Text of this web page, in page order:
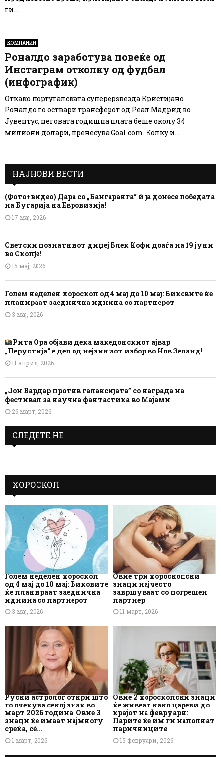
ги...
КОМПАНИИ
Роналдо заработува повеќе од
Инстаграм отколку од фудбал
(инфографик)
Откако португалскaтa суперeрsвезда Кристијано
Роналдо го оствари трансферот од Реал Мадрид во
Јувентус, неговата годишна плата беше околу 34
милиони долари, пренесува Goal.com. Колку и...
НАЈНОВИ ВЕСТИ
(Фото+видео) Дара со „Бангаранга“ ѝ ја донесе победата
на Бугарија на Евровизија!
17 мај, 2026
Светски познатниот диџеј Блек Кофи доаѓа на 19 јуни
во Скопје!
15 мај, 2026
Голем неделен хороскоп од 4 мај до 10 мај: Биковите ќе
планираат заедничка иднина со партнерот
3 мај, 2026
Рита Ора објави дека македонскиот ајвар
„Перустија“ е дел од нејзиниот избор во Нов Зеланд!
11 април, 2026
„Јон Вардар против галаксијата” со награда на
фестивал за научна фантастика во Мајами
26 март, 2026
СЛЕДЕТЕ НЕ
ХОРОСКОП
Голем неделен хороскоп
од 4 мај до 10 мај: Биковите
ќе планираат заедничка
иднина со партнерот
3 мај, 2026
Овие три хороскопски
знаци најчесто
завршуваат со погрешен
партнер
11 март, 2026
Руски астролог откри што
го очекува секој знак во
март 2026 година: Овие 3
знаци ќе имаат најмногу
среќа, сè...
1 март, 2026
Овие 2 хороскопски знаци
ќе живеат како цареви до
крајот на февруари:
Парите ќе им ги наполнат
паричниците
15 февруари, 2026